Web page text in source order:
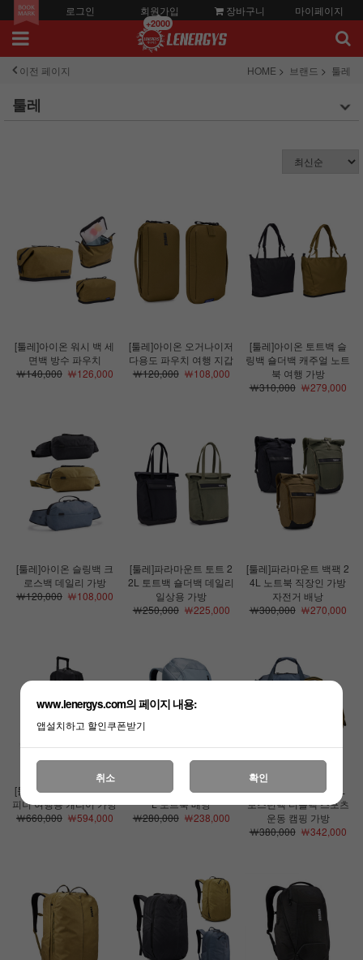
로그인 회원가입
+2000
장바구니 마이페이지
이전 페이지 HOME 브랜드 툴레
툴레
[툴레]아이온 워시 백 세
면백 방수 파우치
￦140,000￦126,000
[툴레]아이온 오거나이저
다용도 파우치 여행 지갑
￦120,000￦108,000
[툴레]아이온 토트백 슬
링백 숄더백 캐주얼 노트
북 여행 가방
￦310,000￦279,000
[툴레]아이온 슬링백 크
로스백 데일리 가방
￦120,000￦108,000
[툴레]파라마운트 토트 2
2L 토트백 숄더백 데일리
일상용 가방
￦250,000￦225,000
[툴레]파라마운트 백팩 2
4L 노트북 직장인 가방
자전거 배낭
￦300,000￦270,000
[툴레]아이온 캐리 온 스
피너 여행용 캐리어 가방
￦660,000￦594,000
[툴레]캐즘 랩톱 백팩 26
L 노트북 배낭
￦280,000￦238,000
[툴레]아이온 더플 35L
보스턴백 더플백 스포츠
운동 캠핑 가방
￦380,000￦342,000
www.lenergys.com의 페이지 내용:
앱설치하고 할인쿠폰받기
취소 확인